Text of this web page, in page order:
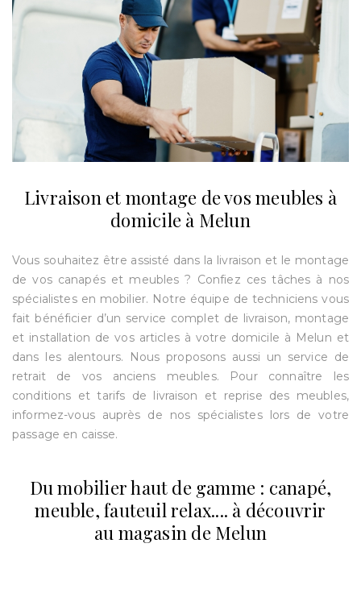
Livraison et montage de vos meubles à
domicile à Melun
Vous souhaitez être assisté dans la livraison et le montage
de vos canapés et meubles ? Confiez ces tâches à nos
spécialistes en mobilier. Notre équipe de techniciens vous
fait bénéficier d’un service complet de livraison, montage
et installation de vos articles à votre domicile à Melun et
dans les alentours. Nous proposons aussi un service de
retrait de vos anciens meubles. Pour connaître les
conditions et tarifs de livraison et reprise des meubles,
informez-vous auprès de nos spécialistes lors de votre
passage en caisse.
Du mobilier haut de gamme : canapé,
meuble, fauteuil relax.... à découvrir
au magasin de Melun